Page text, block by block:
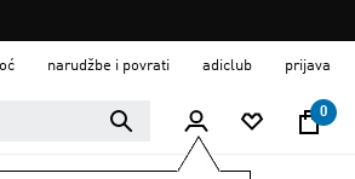
narudžbe i povrati adiclub prijava
0